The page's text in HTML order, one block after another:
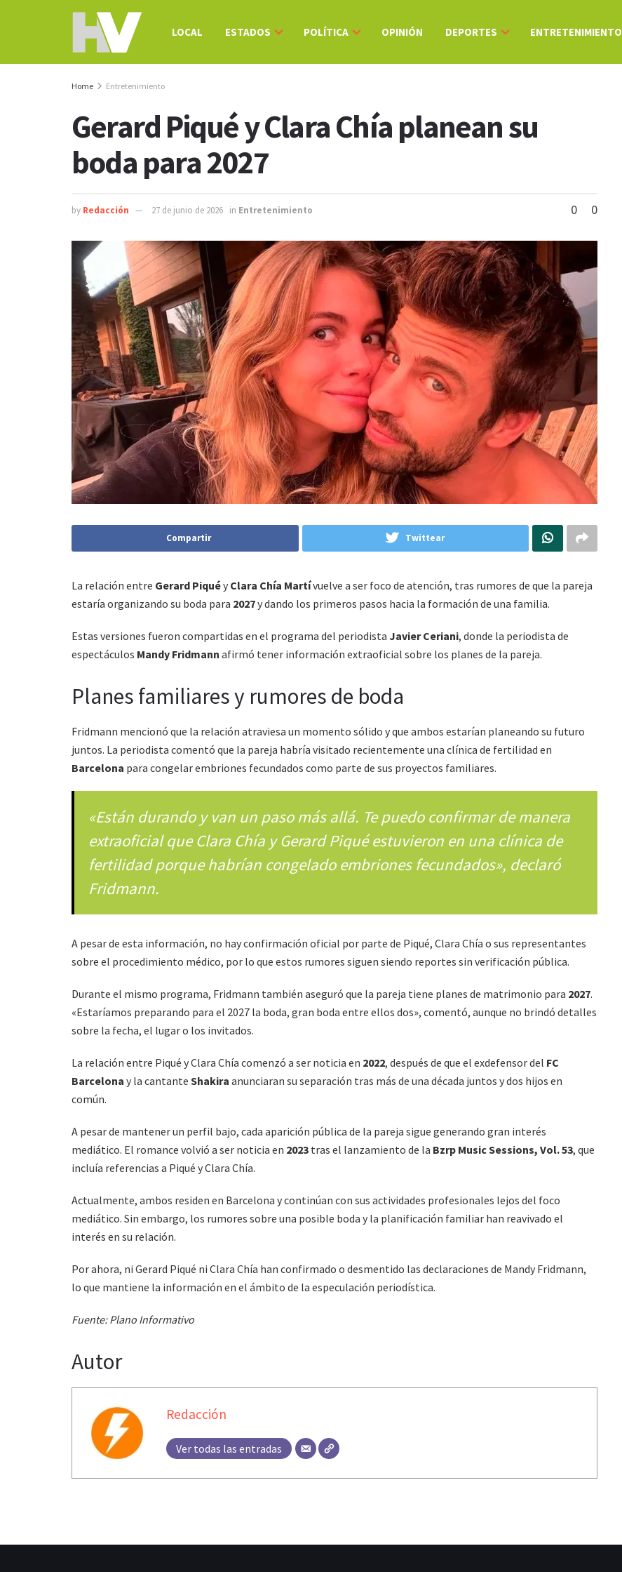
LOCAL ESTADOS POLÍTICA OPINIÓN DEPORTES ENTRETENIMIENTO
Home Entretenimiento
Gerard Piqué y Clara Chía planean su
boda para 2027
by Redacción 27 de junio de 2026 in Entretenimiento 0 0
Compartir Twittear
La relación entre Gerard Piquéy Clara Chía Martívuelve a ser foco de atención, tras rumores de que la pareja
estaría organizando su boda para 2027y dando los primeros pasos hacia la formación de una familia.
Estas versiones fueron compartidas en el programa del periodista Javier Ceriani, donde la periodista de
espectáculos Mandy Fridmann afirmó tener información extraoficial sobre los planes de la pareja.
Planes familiares y rumores de boda
Fridmann mencionó que la relación atraviesa un momento sólido y que ambos estarían planeando su futuro
juntos. La periodista comentó que la pareja habría visitado recientemente una clínica de fertilidad en
Barcelona para congelar embriones fecundados como parte de sus proyectos familiares.
«Están durando y van un paso más allá. Te puedo confirmar de manera
extraoficial que Clara Chía y Gerard Piqué estuvieron en una clínica de
fertilidad porque habrían congelado embriones fecundados», declaró
Fridmann.
A pesar de esta información, no hay confirmación oficial por parte de Piqué, Clara Chía o sus representantes
sobre el procedimiento médico, por lo que estos rumores siguen siendo reportes sin verificación pública.
Durante el mismo programa, Fridmann también aseguró que la pareja tiene planes de matrimonio para 2027.
«Estaríamos preparando para el 2027 la boda, gran boda entre ellos dos», comentó, aunque no brindó detalles
sobre la fecha, el lugar o los invitados.
La relación entre Piqué y Clara Chía comenzó a ser noticia en 2022, después de que el exdefensor del FC
Barcelona y la cantante Shakira anunciaran su separación tras más de una década juntos y dos hijos en
común.
A pesar de mantener un perfil bajo, cada aparición pública de la pareja sigue generando gran interés
mediático. El romance volvió a ser noticia en 2023 tras el lanzamiento de la Bzrp Music Sessions, Vol. 53, que
incluía referencias a Piqué y Clara Chía.
Actualmente, ambos residen en Barcelona y continúan con sus actividades profesionales lejos del foco
mediático. Sin embargo, los rumores sobre una posible boda y la planificación familiar han reavivado el
interés en su relación.
Por ahora, ni Gerard Piqué ni Clara Chía han confirmado o desmentido las declaraciones de Mandy Fridmann,
lo que mantiene la información en el ámbito de la especulación periodística.
Fuente: Plano Informativo
Autor
Redacción
Ver todas las entradas